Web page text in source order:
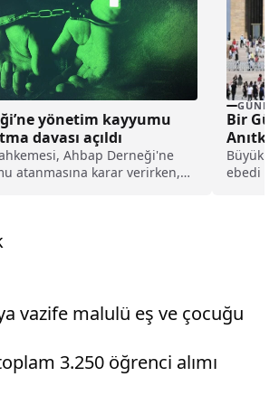
yönetim kayyumu
davası açıldı
Ahbap Derneği'ne
atanmasına karar verirken,
Bir
Büyük
ebedi
vazife malulü eş ve çocuğu
3.250 öğrenci alımı